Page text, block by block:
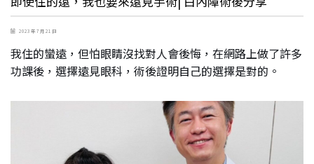
2023 年 7 月 21 日
我住的蠻遠，但怕眼睛沒找對人會後悔，在網路上做了許多
功課後，選擇遠見眼科，術後證明自己的選擇是對的。